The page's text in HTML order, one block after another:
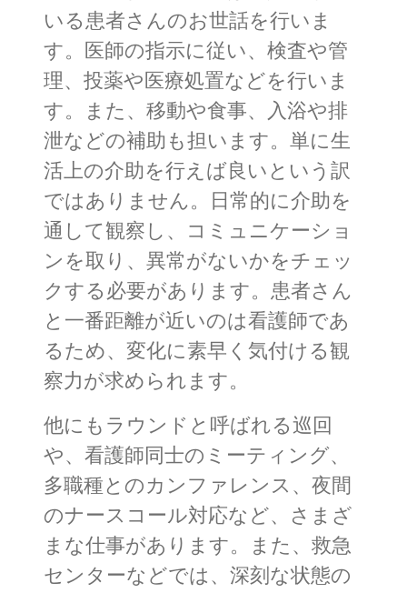
いる患者さんのお世話を行いま
す。医師の指示に従い、検査や管
理、投薬や医療処置などを行いま
す。また、移動や食事、入浴や排
泄などの補助も担います。単に生
活上の介助を行えば良いという訳
ではありません。日常的に介助を
通して観察し、コミュニケーショ
ンを取り、異常がないかをチェッ
クする必要があります。患者さん
と一番距離が近いのは看護師であ
るため、変化に素早く気付ける観
察力が求められます。
他にもラウンドと呼ばれる巡回
や、看護師同士のミーティング、
多職種とのカンファレンス、夜間
のナースコール対応など、さまざ
まな仕事があります。また、救急
センターなどでは、深刻な状態の